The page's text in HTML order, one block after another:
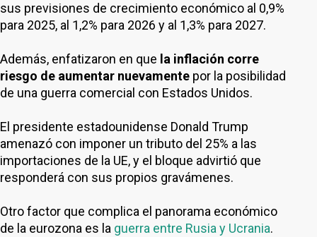
sus previsiones de crecimiento económico al 0,9%
para 2025, al 1,2% para 2026 y al 1,3% para 2027.
Además, enfatizaron en que la inflación corre
riesgo de aumentar nuevamente por la posibilidad
de una guerra comercial con Estados Unidos.
El presidente estadounidense Donald Trump
amenazó con imponer un tributo del 25% a las
importaciones de la UE, y el bloque advirtió que
responderá con sus propios gravámenes.
Otro factor que complica el panorama económico
de la eurozona es la guerra entre Rusia y Ucrania.